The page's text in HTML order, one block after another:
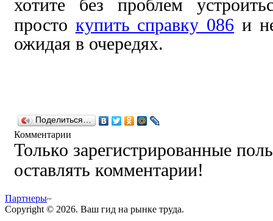
хотите без проблем
просто купить справку 086 и
ожидая в очередях.
Поделиться…
Комментарии
Только зарегистрированные
оставлять комментарии!
Партнеры
Copyright © 2026. Ваш гид на рынке труда.